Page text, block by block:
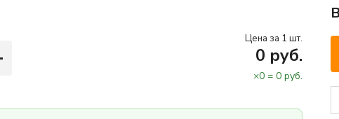
Цена за 1 шт.
0 руб.
×0 = 0 руб.